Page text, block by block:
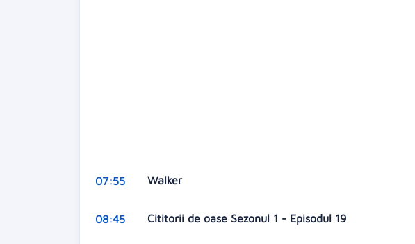
07:55 Walker
08:45 Cititorii de oase Sezonul 1 - Episodul 19